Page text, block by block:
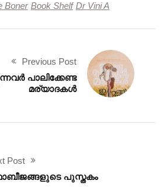
Boner Book Shelf Dr Vini A
Previous Post
പാലിക്കേണ്ട
മര്യാദകൾ
Post
പുസ്തകം